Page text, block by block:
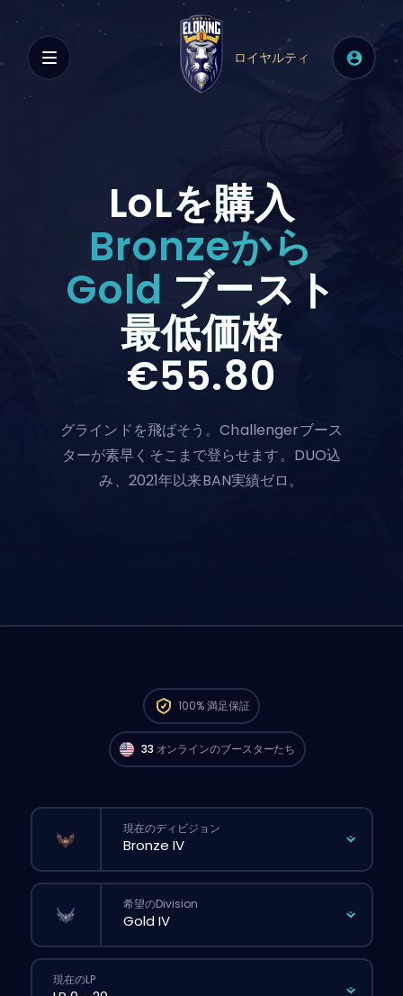
ロイヤルティ
LoLを購入
Bronzeから
Gold ブースト
最低価格
€55.80
グラインドを飛ばそう。Challengerブース
ターが素早くそこまで登らせます。DUO込
み、2021年以来BAN実績ゼロ。
100%満足保証
North AmericaのChallengerプレイヤーが
すぐ注文スタートできるよ。🔥
33 オンラインのブースターたち
現在のディビジョン
希望のDivision
現在のLP